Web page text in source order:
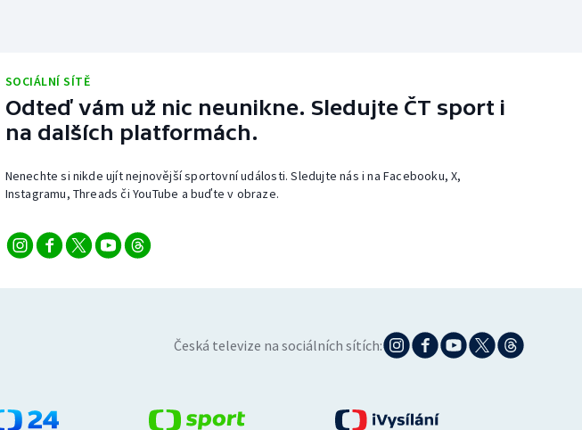
SOCIÁLNÍ SÍTĚ
Odteď vám už nic neunikne. Sledujte ČT sport i
na dalších platformách.
Nenechte si nikde ujít nejnovější sportovní události. Sledujte nás i na Facebooku, X,
Instagramu, Threads či YouTube a buďte v obraze.
Česká televize na sociálních sítích: